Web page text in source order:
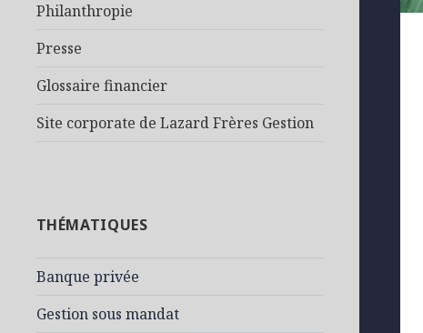
Philanthropie
Presse
Glossaire financier
Site corporate de Lazard Frères Gestion
THÉMATIQUES
Banque privée
Gestion sous mandat